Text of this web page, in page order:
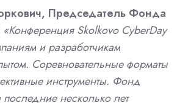
Председатель Фонда
«Конференция Skolkovo CyberDay
и разработчикам
Соревновательные форматы
инструменты. Фонд
несколько лет